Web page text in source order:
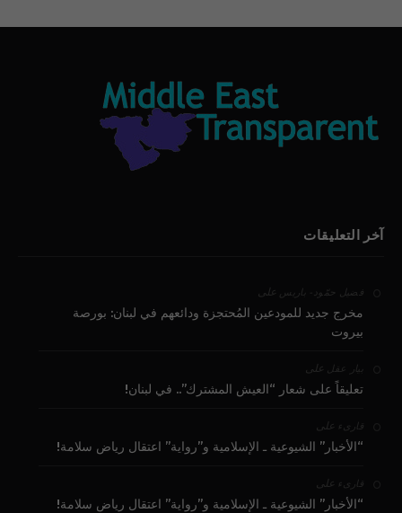
آخر التعليقات
فضيل حمّود - باريس على
مخرج جديد للمودعين المُحتجزة ودائعهم في لبنان: بورصة
بيروت
بيار عقل على
تعليقاً على شعار “العيش المشترك”.. في لبنان!
قارىء على
“الأخبار” الشيوعية ـ الإسلامية و”رواية” اعتقال رياض سلامة!
قارىء على
“الأخبار” الشيوعية ـ الإسلامية و”رواية” اعتقال رياض سلامة!